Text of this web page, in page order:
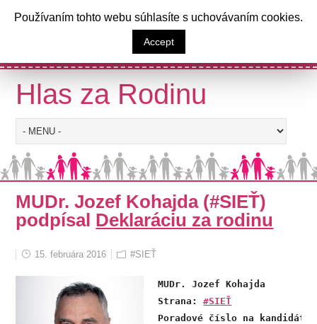
Výzva poslancom Národnej rady
Slovenskej republiky
Hlas za Rodinu
MUDr. Jozef Kohajda (#SIEŤ)
podpísal Deklaráciu za rodinu
15. februára 2016 #SIEŤ
MUDr. Jozef Kohajda
Strana: #SIEŤ
Poradové číslo na
Používaním tohto webu súhlasíte s uchovávaním cookies.
Accept